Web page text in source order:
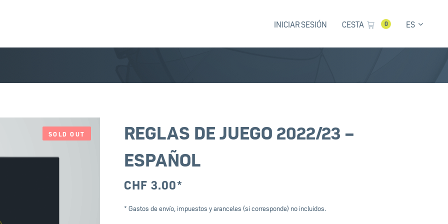
INICIAR SESIÓN CESTA 0 ES
SOLD OUT
REGLAS DE JUEGO 2022/23 –
ESPAÑOL
CHF 3.00*
* Gastos de envío, impuestos y aranceles (si corresponde) no incluidos.